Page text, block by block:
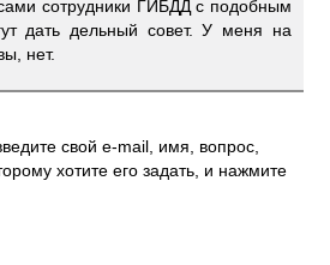
сотрудники ГИБДД с подобным
дать дельный совет. У меня на
нет.
свой e-mail, имя, вопрос,
хотите его задать, и нажмите